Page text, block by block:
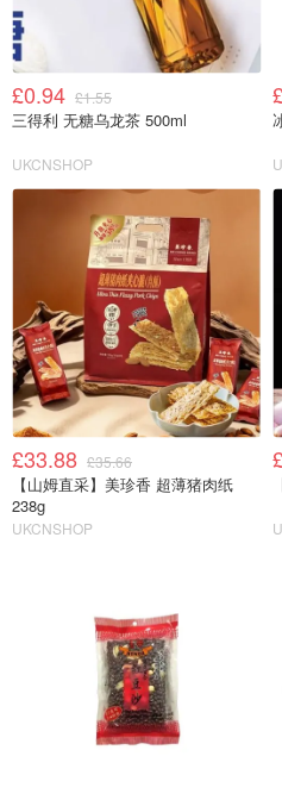
£0.94 £1.55
三得利 无糖乌龙茶 500ml
UKCNSHOP
£33.88 £35.66
【山姆直采】美珍香 超薄猪肉纸
238g
UKCNSHOP